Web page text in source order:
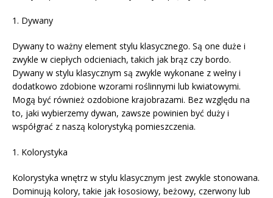
1. Dywany
Dywany to ważny element stylu klasycznego. Są one duże i
zwykle w ciepłych odcieniach, takich jak brąz czy bordo.
Dywany w stylu klasycznym są zwykle wykonane z wełny i
dodatkowo zdobione wzorami roślinnymi lub kwiatowymi.
Mogą być również ozdobione krajobrazami. Bez względu na
to, jaki wybierzemy dywan, zawsze powinien być duży i
współgrać z naszą kolorystyką pomieszczenia.
1. Kolorystyka
Kolorystyka wnętrz w stylu klasycznym jest zwykle stonowana.
Dominują kolory, takie jak łososiowy, beżowy, czerwony lub